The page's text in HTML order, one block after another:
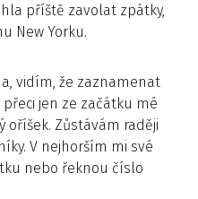
příště zavolat zpátky,
New Yorku.
vidím, že zaznamenat
jen ze začátku mé
oříšek. Zůstávám raději
V nejhorším mi své
nebo řeknou číslo